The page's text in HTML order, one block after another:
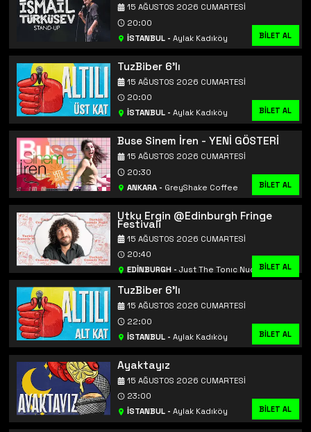
İSTANBUL- Aylak Kadıköy
15 AĞUSTOS 2026 CUMARTESI
20:00
BİLET AL
TuzBiber 6'lı
İSTANBUL- Aylak Kadıköy
15 AĞUSTOS 2026 CUMARTESI
20:00
BİLET AL
Buse Sinem İren - YENİ GÖSTERİ
ANKARA- GreyShake Coffee
15 AĞUSTOS 2026 CUMARTESI
20:30
BİLET AL
Utku Ergin @Edinburgh Fringe
Festivali
EDİNBURGH- Just The Tonıc Nucleus
15 AĞUSTOS 2026 CUMARTESI
20:40
BİLET AL
BİLET AL
TuzBiber 6'lı
İSTANBUL- Aylak Kadıköy
15 AĞUSTOS 2026 CUMARTESI
22:00
BİLET AL
Ayaktayız
İSTANBUL- Aylak Kadıköy
15 AĞUSTOS 2026 CUMARTESI
23:00
BİLET AL